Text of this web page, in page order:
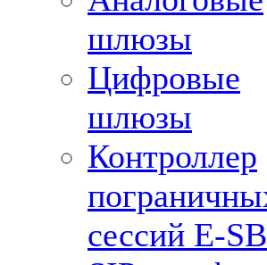
шлюзы
Цифровые
шлюзы
Контроллер
сессий Е-